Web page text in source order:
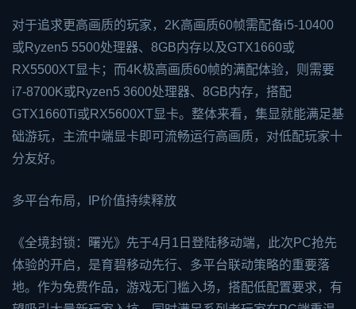
对于追求更高画质的玩家，2K高画质60帧需配备i5-10400
或Ryzen5 5500处理器、8GB内存以及GTX1660或
RX5500XT显卡；而4K极高画质60帧的满配体验，则需要
i7-8700K或Ryzen5 3600处理器、8GB内存，搭配
GTX1660Ti或RX5600XT显卡。整体来看，集显就能满足基
础游玩，主流中端显卡即可流畅运行高画质，对低配玩家十
分友好。
多平台布局，IP价值持续释放
《全境封锁：曙光》先于4月1日登陆移动端，此次PC抢先
体验的开启，是育碧移动先行、多平台联动策略的重要落
地。作为免费作品，游戏无门槛入场，搭配低配置要求，有